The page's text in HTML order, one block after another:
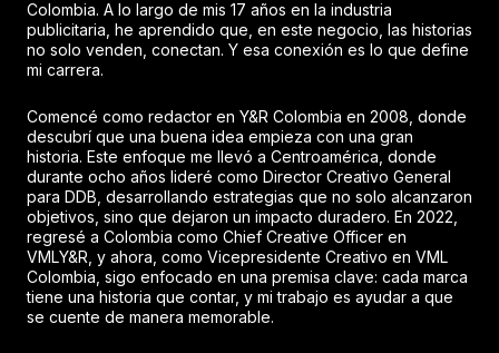
Colombia. A lo largo de mis 17 años en la industria
publicitaria, he aprendido que, en este negocio, las historias
no solo venden, conectan. Y esa conexión es lo que define
mi carrera.
Comencé como redactor en Y&R Colombia en 2008, donde
descubrí que una buena idea empieza con una gran
historia. Este enfoque me llevó a Centroamérica, donde
durante ocho años lideré como Director Creativo General
para DDB, desarrollando estrategias que no solo alcanzaron
objetivos, sino que dejaron un impacto duradero. En 2022,
regresé a Colombia como Chief Creative Officer en
VMLY&R, y ahora, como Vicepresidente Creativo en VML
Colombia, sigo enfocado en una premisa clave: cada marca
tiene una historia que contar, y mi trabajo es ayudar a que
se cuente de manera memorable.